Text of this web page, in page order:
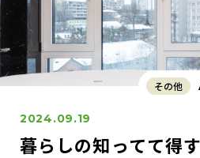
その他
2024.09.19
暮らしの知ってて得